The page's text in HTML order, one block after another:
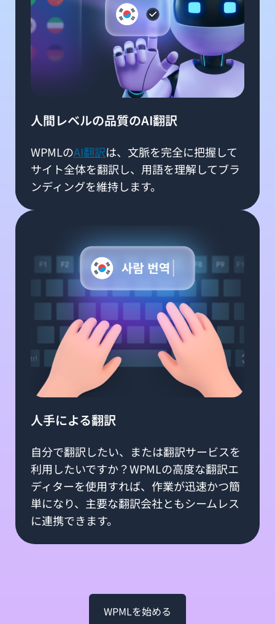
人間レベルの品質のAI翻訳
WPMLのAI翻訳は、文脈を完全に把握して
サイト全体を翻訳し、用語を理解してブラ
ンディングを維持します。
人手による翻訳
自分で翻訳したい、または翻訳サービスを
利用したいですか？WPMLの高度な翻訳エ
ディターを使用すれば、作業が迅速かつ簡
単になり、主要な翻訳会社ともシームレス
に連携できます。
WPMLを始める